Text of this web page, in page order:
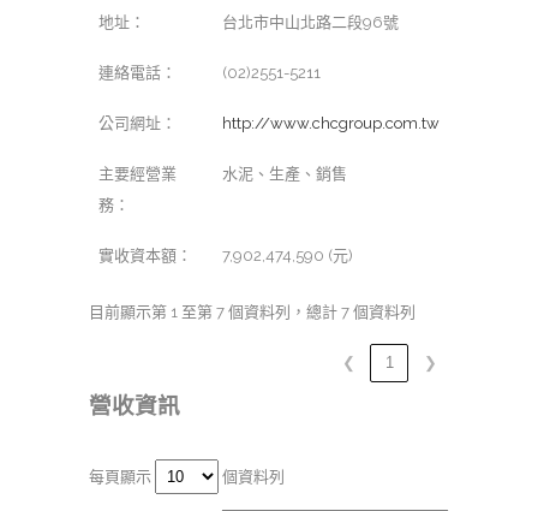
地址： 台北市中山北路二段96號
連絡電話： (02)2551-5211
公司網址： http://www.chcgroup.com.tw
主要經營業
務：
水泥、生產、銷售
實收資本額： 7,902,474,590 (元)
目前顯示第 1 至第 7 個資料列，總計 7 個資料列
❮ 1 ❯
營收資訊
每頁顯示 個資料列